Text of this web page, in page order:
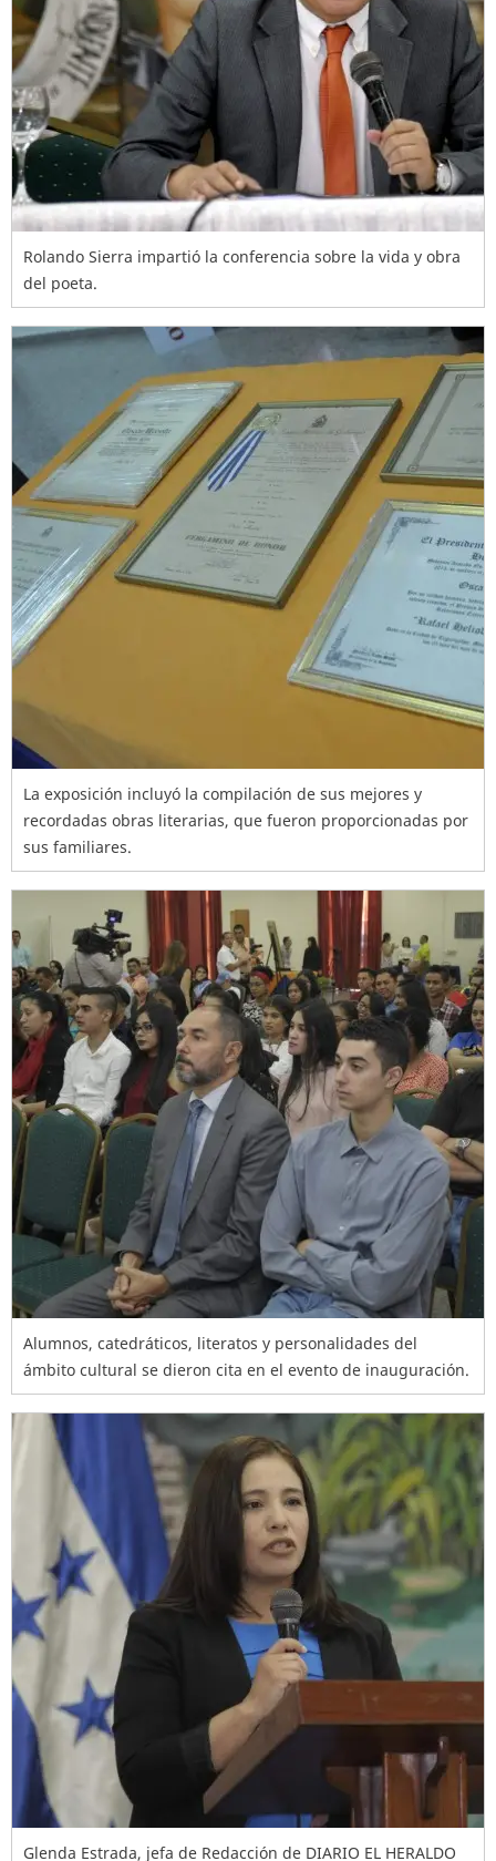
Rolando Sierra impartió la conferencia sobre la vida y obra
del poeta.
La exposición incluyó la compilación de sus mejores y
recordadas obras literarias, que fueron proporcionadas por
sus familiares.
Alumnos, catedráticos, literatos y personalidades del
ámbito cultural se dieron cita en el evento de inauguración.
Glenda Estrada, jefa de Redacción de DIARIO EL HERALDO